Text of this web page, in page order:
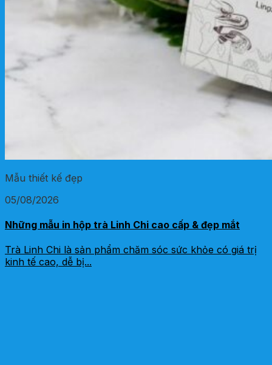
Mẫu thiết kế đẹp
05/08/2026
Những mẫu in hộp trà Linh Chi cao cấp & đẹp mắt
Trà Linh Chi là sản phẩm chăm sóc sức khỏe có giá trị
kinh tế cao, dễ bị...